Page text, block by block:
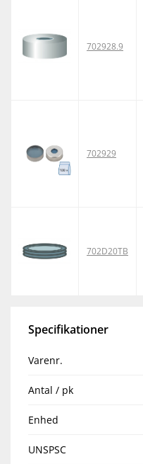
702928.9
702929
702D20TB
Specifikationer
Varenr.
Antal / pk
Enhed
UNSPSC